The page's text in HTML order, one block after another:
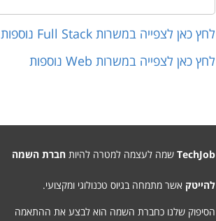
לחץ כאן לצפייה במשרות Full Stack נוספות
לחץ כאן לצפייה במשרות Web נוספות
TechJob שמה לעצמה למטרה להיות חברת השמה
להייטק אשר מתמחה בגיוס טכנולוגי ומקצועי.
הסיפוק שלנו כחברת השמה הוא לבצע את ההתאמה